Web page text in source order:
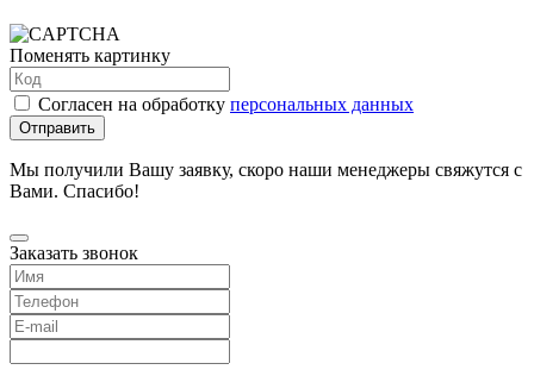
Поменять картинку
Согласен на обработку персональных данных
Отправить
Мы получили Вашу заявку, скоро наши менеджеры свяжутся с
Вами. Спасибо!
Заказать звонок